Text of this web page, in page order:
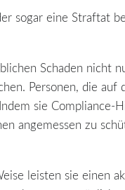
sogar eine Straftat
Schaden nicht
Personen, die auf
sie Compliance-
angemessen zu
leisten sie einen